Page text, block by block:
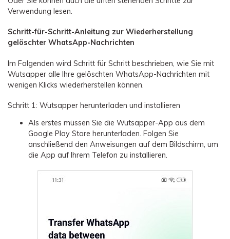
Verwendung lesen.
Schritt-für-Schritt-Anleitung zur Wiederherstellung
gelöschter WhatsApp-Nachrichten
Im Folgenden wird Schritt für Schritt beschrieben, wie Sie mit
Wutsapper alle Ihre gelöschten WhatsApp-Nachrichten mit
wenigen Klicks wiederherstellen können.
Schritt 1: Wutsapper herunterladen und installieren
Als erstes müssen Sie die Wutsapper-App aus dem
Google Play Store herunterladen. Folgen Sie
anschließend den Anweisungen auf dem Bildschirm, um
die App auf Ihrem Telefon zu installieren.